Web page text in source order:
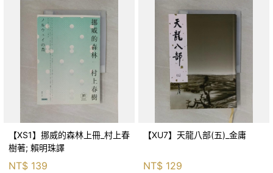
【XS1】挪威的森林上冊_村上春
樹著; 賴明珠譯
NT$ 139
【XU7】天龍八部(五)_金庸
NT$ 129